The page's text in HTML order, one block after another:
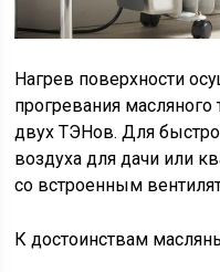
Нагрев поверхности
прогревания масляного
двух ТЭНов. Для
воздуха для дачи или
со встроенным
К достоинствам